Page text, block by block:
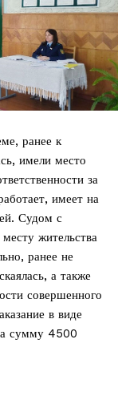
ранее к
имели место
за
имеет на
Судом с
жительства
ранее не
а также
совершенного
в виде
сумму 4500